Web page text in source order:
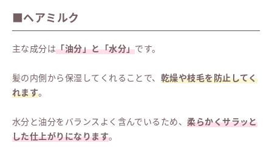
■ヘアミルク
主な成分は「油分」と「水分」です。
髪の内側から保湿してくれることで、 乾燥や枝毛を防止してく
れます。
水分と油分をバランスよく含んでいるため、柔らかくサラッと
した仕上がりになります。